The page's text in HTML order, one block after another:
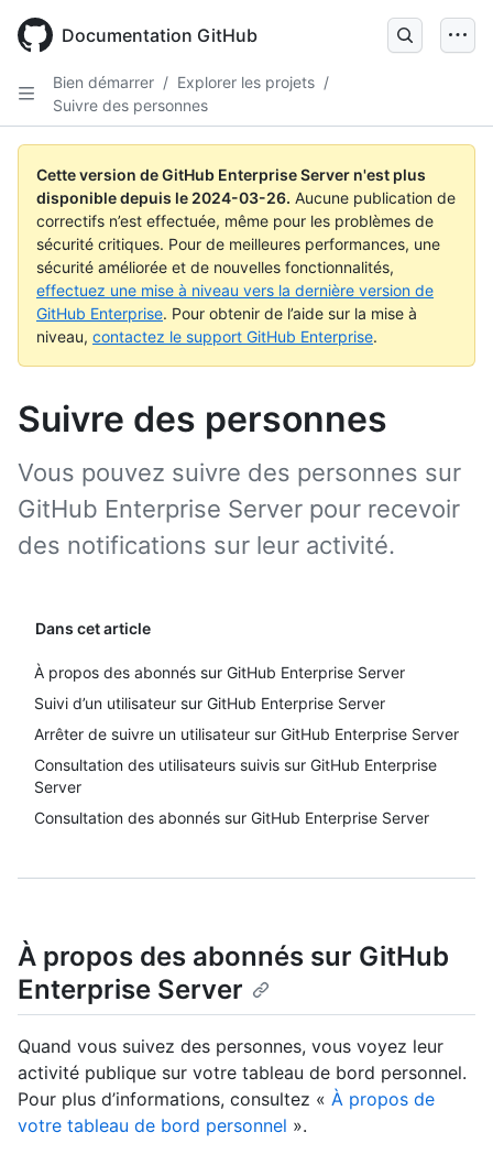
main
Documentation GitHub
Bien démarrer / Explorer les projets /
Suivre des personnes
Cette version de GitHub Enterprise Server n'est plus
disponible depuis le 2024-03-26. Aucune publication de
correctifs n’est effectuée, même pour les problèmes de
sécurité critiques. Pour de meilleures performances, une
sécurité améliorée et de nouvelles fonctionnalités,
effectuez une mise à niveau vers la dernière version de
GitHub Enterprise. Pour obtenir de l’aide sur la mise à
niveau, contactez le support GitHub Enterprise.
Suivre des personnes
Vous pouvez suivre des personnes sur
GitHub Enterprise Server pour recevoir
des notifications sur leur activité.
Dans cet article
À propos des abonnés sur GitHub Enterprise Server
Suivi d’un utilisateur sur GitHub Enterprise Server
Arrêter de suivre un utilisateur sur GitHub Enterprise Server
Consultation des utilisateurs suivis sur GitHub Enterprise
Server
Consultation des abonnés sur GitHub Enterprise Server
À propos des abonnés sur GitHub
Enterprise Server
Quand vous suivez des personnes, vous voyez leur
activité publique sur votre tableau de bord personnel.
Pour plus d’informations, consultez « À propos de
votre tableau de bord personnel ».